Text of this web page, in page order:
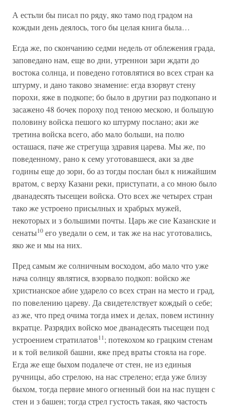
А естьли бы писал по ряду, яко тамо под градом на
кождыи день деялось, того бы целая книга была…
Егда же, по скончанию седми недель от облежения града,
заповедано нам, еще во дни, утреннои зари ждати до
востока солнца, и поведено готовлятися во всех стран ка
штурму, и дано таково знамение: егда взорвут стену
порохи, яже в подкопе; бо было в другии раз подкопано и
засажено 48 бочек пороху под теною мескою, и большую
половину войска пешого ко штурму послано; аки же
третина войска всего, або мало больши, на полю
осташася, паче же стрегуща здравия царева. Мы же, по
поведенному, рано к сему уготовавшеся, аки за две
годины еще до зори, бо аз тогды послан был к нижайшим
вратом, с верху Казани реки, приступати, а со мною было
дванадесять тысещеи войска. Ото всех же четырех стран
тако же устроено присылных и храбрых мужей,
некоторых и з большими почты. Царь же сие Казанские и
сенаты10 его уведали о сем, и так же на нас уготовались,
яко же и мы на них.
Пред самым же солничным восходом, або мало что уже
нача солнцу являтися, взорвало подкоп: войско же
христианское абие ударело со всех стран на место и град,
по повелению цареву. Да свидетелствует кождый о себе;
аз же, что пред очима тогда имех и делах, повем истинну
вкратце. Разрядих войско мое дванадесять тысещеи под
устроением стратилатов11; потекохом ко грацким стенам
и к той великой башни, яже пред враты стояла на горе.
Егда же еще быхом подалече от стен, не из единыя
ручницы, або стрелою, на нас стрелено; егда уже близу
быхом, тогда первие много огненный бои на нас пущен с
стен и з башен; тогда стрел густость такая, яко частость